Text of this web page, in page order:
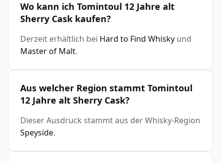
Wo kann ich Tomintoul 12 Jahre alt
Sherry Cask kaufen?
Derzeit erhältlich bei Hard to Find Whisky und
Master of Malt.
Aus welcher Region stammt Tomintoul
12 Jahre alt Sherry Cask?
Dieser Ausdruck stammt aus der Whisky-Region
Speyside.